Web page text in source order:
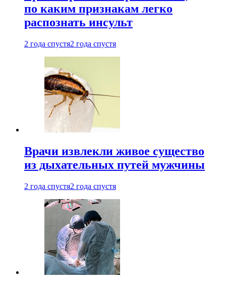
по каким признакам легко
распознать инсульт
2 года спустя2 года спустя
Врачи извлекли живое существо
из дыхательных путей мужчины
2 года спустя2 года спустя